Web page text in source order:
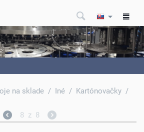
na sklade / Iné / Kartónovačky /
8 z 8